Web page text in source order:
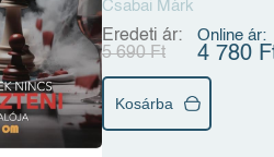
Csabai Márk
Eredeti ár:
5 690 Ft
Online ár:
4 780
Kosárba